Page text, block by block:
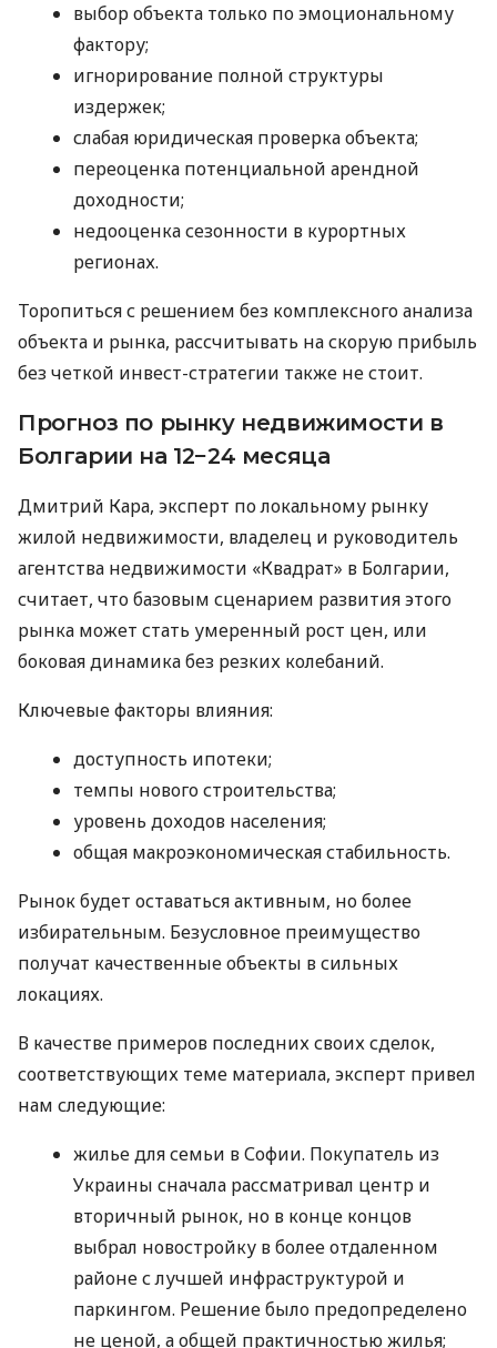
выбор объекта только по эмоциональному
фактору;
игнорирование полной структуры
издержек;
слабая юридическая проверка объекта;
переоценка потенциальной арендной
доходности;
недооценка сезонности в курортных
регионах.
Торопиться с решением без комплексного анализа
объекта и рынка, рассчитывать на скорую прибыль
без четкой инвест-стратегии также не стоит.
Прогноз по рынку недвижимости в
Болгарии на 12−24 месяца
Дмитрий Кара, эксперт по локальному рынку
жилой недвижимости, владелец и руководитель
агентства недвижимости «Квадрат» в Болгарии,
считает, что базовым сценарием развития этого
рынка может стать умеренный рост цен, или
боковая динамика без резких колебаний.
Ключевые факторы влияния:
доступность ипотеки;
темпы нового строительства;
уровень доходов населения;
общая макроэкономическая стабильность.
Рынок будет оставаться активным, но более
избирательным. Безусловное преимущество
получат качественные объекты в сильных
локациях.
В качестве примеров последних своих сделок,
соответствующих теме материала, эксперт привел
нам следующие:
жилье для семьи в Софии. Покупатель из
Украины сначала рассматривал центр и
вторичный рынок, но в конце концов
выбрал новостройку в более отдаленном
районе с лучшей инфраструктурой и
паркингом. Решение было предопределено
не ценой, а общей практичностью жилья;